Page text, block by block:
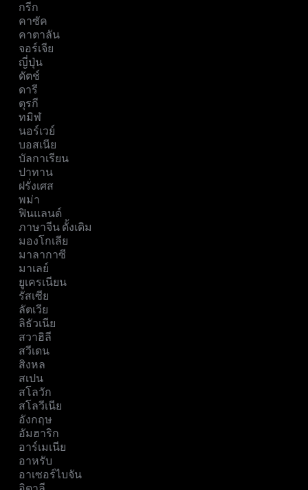
กรีก
คาซัค
คาตาลัน
จอร์เจีย
ญี่ปุ่น
ดัตช์
ดารี
ตุรกี
ทมิฬ
นอร์เวย์
บอสเนีย
บัลกาเรียน
ปาทาน
ฝรั่งเศส
พม่า
ฟินแลนด์
ภาษาจีน ดั้งเดิม
มองโกเลีย
มาลากาซี
มาเลย์
ยูเครเนียน
รัสเซีย
ลัตเวีย
ลิธัวเนีย
สวาฮิลี
สวีเดน
สิงหล
สเปน
สโลวัก
สโลวีเนีย
อังกฤษ
อัมฮาริก
อาร์เมเนีย
อาหรับ
อาเซอร์ไบจัน